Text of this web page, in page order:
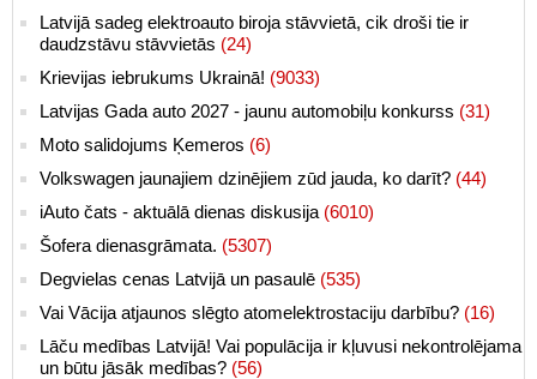
Latvijā sadeg elektroauto biroja stāvvietā, cik droši tie ir
daudzstāvu stāvvietās (24)
Krievijas iebrukums Ukrainā! (9033)
Latvijas Gada auto 2027 - jaunu automobiļu konkurss (31)
Moto salidojums Ķemeros (6)
Volkswagen jaunajiem dzinējiem zūd jauda, ko darīt? (44)
iAuto čats - aktuālā dienas diskusija (6010)
Šofera dienasgrāmata. (5307)
Degvielas cenas Latvijā un pasaulē (535)
Vai Vācija atjaunos slēgto atomelektrostaciju darbību? (16)
Lāču medības Latvijā! Vai populācija ir kļuvusi nekontrolējama
un būtu jāsāk medības? (56)